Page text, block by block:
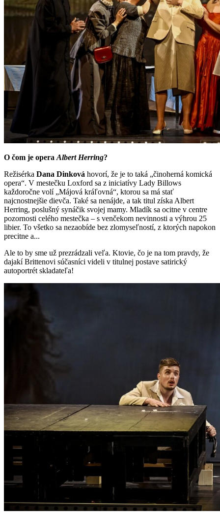
O čom je opera Albert Herring?
Režisérka Dana Dinková hovorí, že je to taká „činoherná komická
opera“. V mestečku Loxford sa z iniciatívy Lady Billows
každoročne volí „Májová kráľovná“, ktorou sa má stať
najcnostnejšie dievča. Také sa nenájde, a tak titul získa Albert
Herring, poslušný synáčik svojej mamy. Mladík sa ocitne v centre
pozornosti celého mestečka – s venčekom nevinnosti a výhrou 25
libier. To všetko sa nezaobíde bez zlomyseľností, z ktorých napokon
precitne a...
Ale to by sme už prezrádzali veľa. Ktovie, čo je na tom pravdy, že
dajakí Brittenovi súčasníci videli v titulnej postave satirický
autoportrét skladateľa!